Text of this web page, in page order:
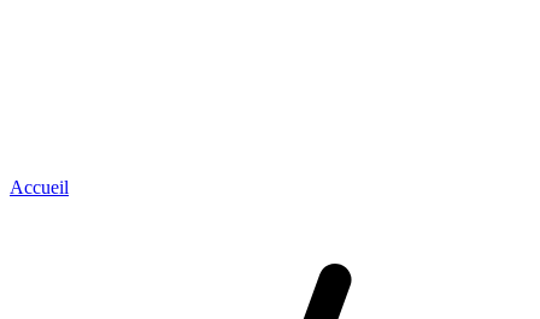
Accueil